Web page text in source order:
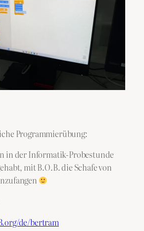
Programmierübung:
in der Informatik-Probestunde
mit B.O.B. die Schafe von
de/bertram